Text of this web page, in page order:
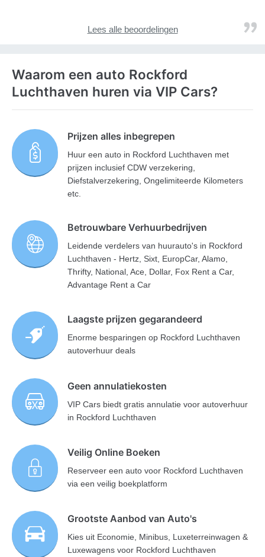
Lees alle beoordelingen
Waarom een auto Rockford
Luchthaven huren via VIP Cars?
Prijzen alles inbegrepen
Huur een auto in Rockford Luchthaven met
prijzen inclusief CDW verzekering,
Diefstalverzekering, Ongelimiteerde Kilometers
etc.
Betrouwbare Verhuurbedrijven
Leidende verdelers van huurauto's in Rockford
Luchthaven - Hertz, Sixt, EuropCar, Alamo,
Thrifty, National, Ace, Dollar, Fox Rent a Car,
Advantage Rent a Car
Laagste prijzen gegarandeerd
Enorme besparingen op Rockford Luchthaven
autoverhuur deals
Geen annulatiekosten
VIP Cars biedt gratis annulatie voor autoverhuur
in Rockford Luchthaven
Veilig Online Boeken
Reserveer een auto voor Rockford Luchthaven
via een veilig boekplatform
Grootste Aanbod van Auto's
Kies uit Economie, Minibus, Luxeterreinwagen &
Luxewagens voor Rockford Luchthaven